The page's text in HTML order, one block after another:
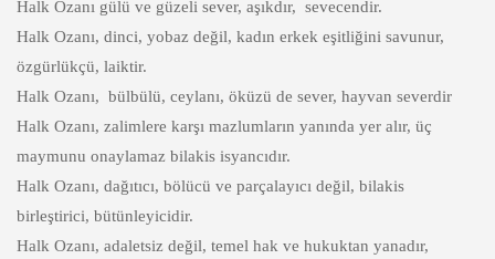
Halk Ozanı gülü ve güzeli sever, aşıkdır, sevecendir.
Halk Ozanı, dinci, yobaz değil, kadın erkek eşitliğini savunur,
özgürlükçü, laiktir.
Halk Ozanı, bülbülü, ceylanı, öküzü de sever, hayvan severdir
Halk Ozanı, zalimlere karşı mazlumların yanında yer alır, üç
maymunu onaylamaz bilakis isyancıdır.
Halk Ozanı, dağıtıcı, bölücü ve parçalayıcı değil, bilakis
birleştirici, bütünleyicidir.
Halk Ozanı, adaletsiz değil, temel hak ve hukuktan yanadır,